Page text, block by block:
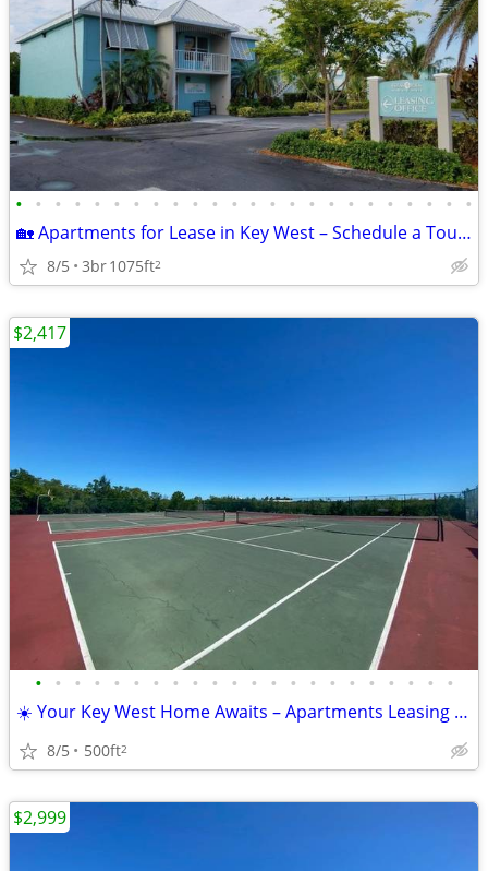
• • • • • • • • • • • • • • • • • • • • • • • •
🏡 Apartments for Lease in Key West – Schedule a Tour Today!
8/5 3br1075ft2
• • • • • • • • • • • • • • • • • • • • • •
☀️ Your Key West Home Awaits – Apartments Leasing Now!
8/5 500ft2
$2,417
$2,999